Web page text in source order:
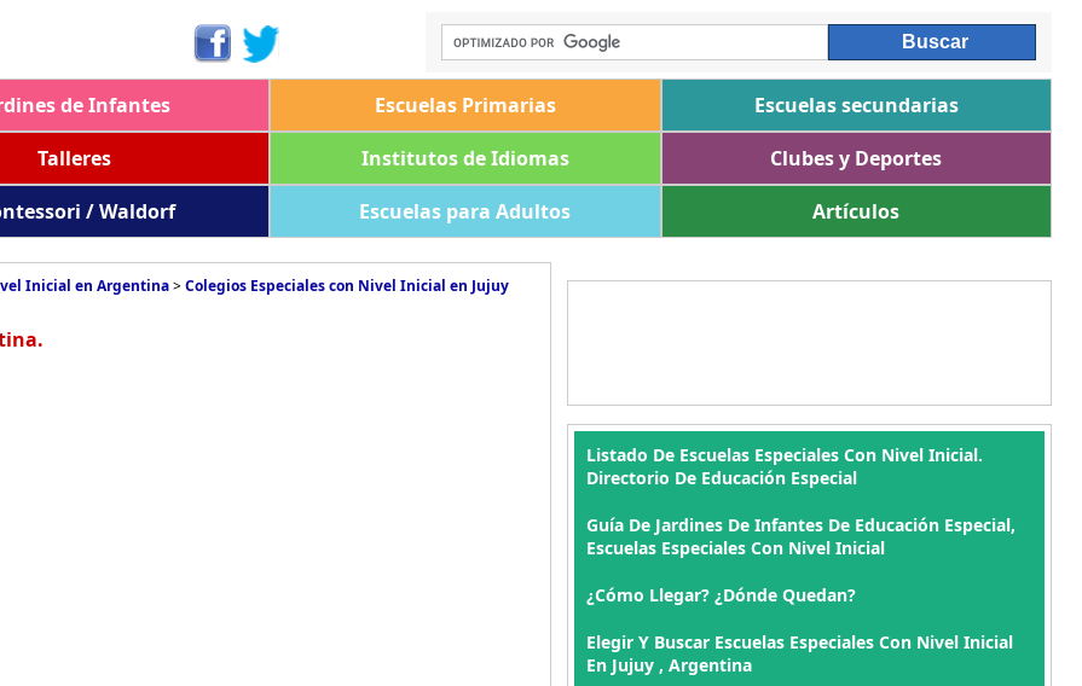
de Infantes Escuelas Primarias
Escuelas secundarias
Talleres Institutos de Idiomas
Clubes y Deportes
/ Waldorf Escuelas para Adultos Artículos
Inicial en Argentina>Colegios Especiales con Nivel Inicial en Jujuy
Listado De Escuelas Especiales Con Nivel Inicial.
Directorio De Educación Especial
Guía De Jardines De Infantes De Educación Especial,
Escuelas Especiales Con Nivel Inicial
¿Cómo Llegar? ¿Dónde Quedan?
Elegir Y Buscar Escuelas Especiales Con Nivel Inicial
En Jujuy , Argentina